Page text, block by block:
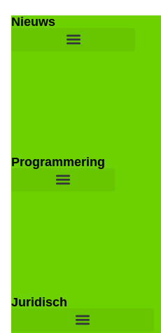
Nieuws
Programmering
Juridisch